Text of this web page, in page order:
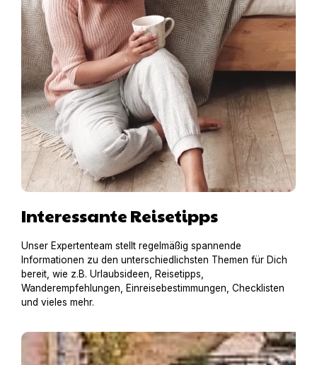
Interessante Reisetipps
Unser Expertenteam stellt regelmäßig spannende
Informationen zu den unterschiedlichsten Themen für Dich
bereit, wie z.B. Urlaubsideen, Reisetipps,
Wanderempfehlungen, Einreisebestimmungen, Checklisten
und vieles mehr.
Hausboot mit Hund